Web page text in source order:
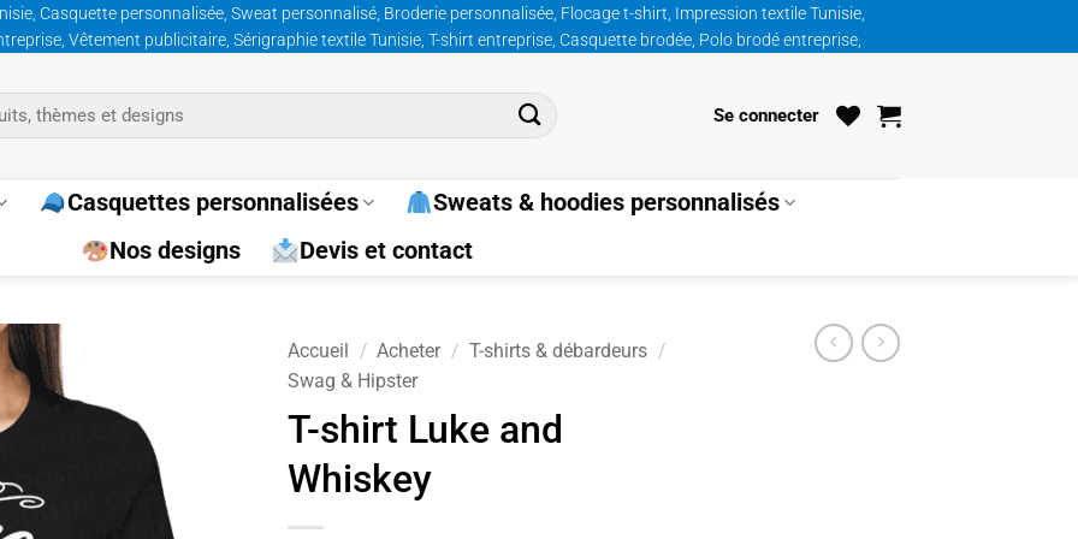
Casquette personnalisée, Sweat personnalisé, Broderie personnalisée, Flocage t-shirt, Impression textile Tunisie,
Vêtement publicitaire, Sérigraphie textile Tunisie, T-shirt entreprise, Casquette brodée, Polo brodé entreprise,
Se connecter
Casquettes personnalisées
Sweats & hoodies personnalisés
Nos designs
Devis et contact
Accueil / Acheter / T-shirts & débardeurs /
Swag & Hipster
T-shirt Luke and
Whiskey